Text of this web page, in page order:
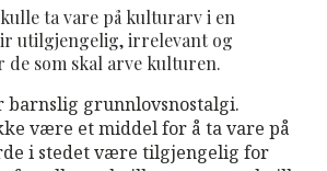
ta vare på kulturarv i en
utilgjengelig, irrelevant og
som skal arve kulturen.
barnslig grunnlovsnostalgi.
være et middel for å ta vare på
i stedet være tilgjengelig for